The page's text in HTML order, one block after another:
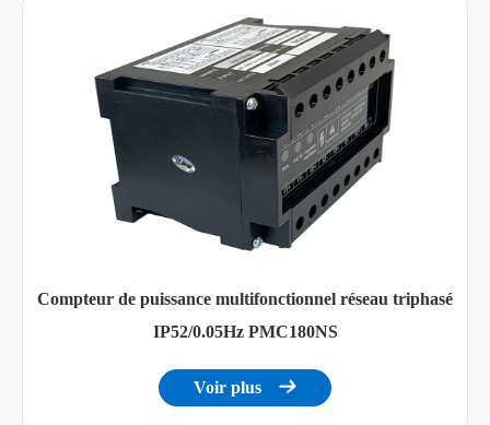
Compteur de puissance multifonctionnel réseau triphasé
IP52/0.05Hz PMC180NS
Voir plus 